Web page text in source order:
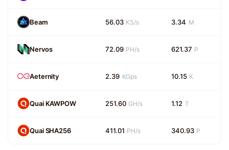
Beam 56.03 KS/s 3.34 M
Nervos 72.09 PH/s 621.37 P
Aeternity 2.39 KGps 10.15 K
Quai KAWPOW 251.60 GH/s 1.12 T
Quai SHA256 411.01 PH/s 340.93 P